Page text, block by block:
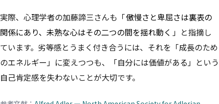
実際、心理学者の加藤諦三さんも「傲慢さと卑屈さは裏表の
関係にあり、未熟な心はその二つの間を揺れ動く 」と指摘し
ています。劣等感とうまく付き合うには、それを「成長のため
のエネルギー」に変えつつも、「自分には価値がある」という
自己肯定感を失わないことが大切です。